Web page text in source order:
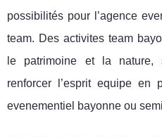
possibilités pour l’agence
team. Des activites team
le patrimoine et la
renforcer l’esprit equipe en
evenementiel bayonne ou